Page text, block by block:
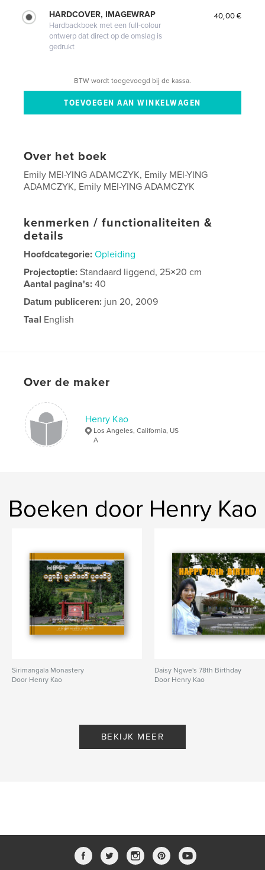
HARDCOVER, IMAGEWRAP
Hardbackboek met een full-colour
ontwerp dat direct op de omslag is
gedrukt
40,00 €
BTW wordt toegevoegd bij de kassa.
Over het boek
Emily MEI-YING ADAMCZYK, Emily MEI-YING
ADAMCZYK, Emily MEI-YING ADAMCZYK
kenmerken / functionaliteiten &
details
Hoofdcategorie: Opleiding
Projectoptie:Standaard liggend, 25×20 cm
Aantal pagina's:40
Datum publiceren: jun 20, 2009
Taal English
Over de maker
Henry Kao
Los Angeles, California, US
A
Boeken door Henry Kao
Sirimangala Monastery
Door Henry Kao
Daisy Ngwe's 78th Birthday
Door Henry Kao
BEKIJK MEER